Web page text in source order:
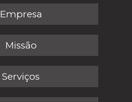
Empresa
Missão
Serviços